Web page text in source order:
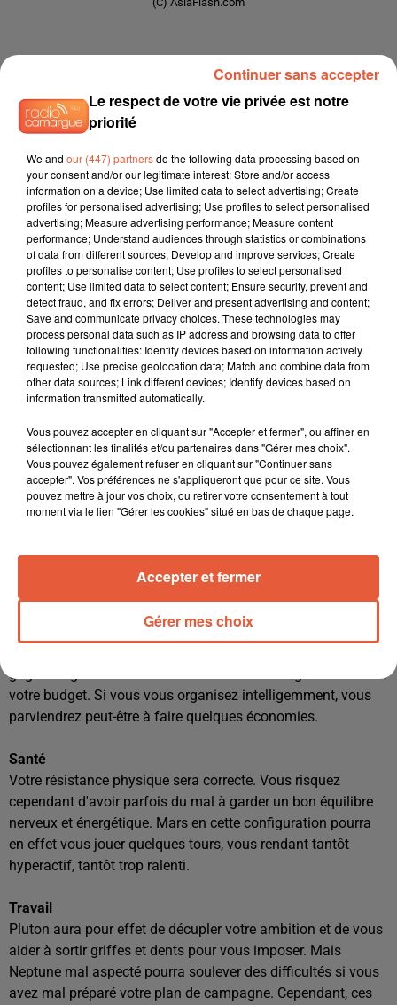
HOROSCOPE HEBDOMADAIRE TAUREAU (LUNDI 10 --
DIMANCHE 16 AOÏ¿½T 2026)
Amour
Couples :Vous allez évoluer dans un climat de sérénité et
d'euphorie. La puissante influence de Mars vous poussera à
faire preuve de tolérance et de compréhension à l'égard de
votre conjoint ou partenaire. Vous aurez besoin de douceur,
de tendresse dans votre vie de couple, et vous vous
efforcerez d'éviter au maximum les risques de tensions et
d'affrontements.
Célibataires :Loin de faire des projets d'avenir, vous
éprouverez le désir de vivre au jour le jour, en profitant des
plaisirs qui passeront à votre portée. Ainsi, vous savourerez
de délicieux moments. Mais cela ne veut pas dire que vous
Les secteurs de votre thème liés à l'argent ne sont influencés
aucun problème particulier. Ne comptez pas en revanche sur
gagner le gros lot au Loto. Contentez-vous de gérer au mieux
votre budget. Si vous vous organisez intelligemment, vous
parviendrez peut-être à faire quelques économies.
Santé
Votre résistance physique sera correcte. Vous risquez
cependant d'avoir parfois du mal à garder un bon équilibre
nerveux et énergétique. Mars en cette configuration pourra
en effet vous jouer quelques tours, vous rendant tantôt
hyperactif, tantôt trop ralenti.
Travail
Pluton aura pour effet de décupler votre ambition et de vous
aider à sortir griffes et dents pour vous imposer. Mais
Neptune mal aspecté pourra soulever des difficultés si vous
avez mal préparé votre plan de campagne. Cependant, ces
Le respect de votre vie privée est notre
priorité
We and our (447) partnersdo the following data processing based on
your consent and/or our legitimate interest: Store and/or access
information on a device; Use limited data to select advertising; Create
profiles for personalised advertising; Use profiles to select personalised
advertising; Measure advertising performance; Measure content
performance; Understand audiences through statistics or combinations
of data from different sources; Develop and improve services; Create
profiles to personalise content; Use profiles to select personalised
content; Use limited data to select content; Ensure security, prevent and
detect fraud, and fix errors; Deliver and present advertising and content;
Save and communicate privacy choices. These technologies may
process personal data such as IP address and browsing data to offer
following functionalities: Identify devices based on information actively
requested; Use precise geolocation data; Match and combine data from
other data sources; Link different devices; Identify devices based on
information transmitted automatically.
Vous pouvez accepter en cliquant sur "Accepter et fermer", ou affiner en
sélectionnant les finalités et/ou partenaires dans "Gérer mes choix".
Vous pouvez également refuser en cliquant sur "Continuer sans
accepter". Vos préférences ne s'appliqueront que pour ce site. Vous
pouvez mettre à jour vos choix, ou retirer votre consentement à tout
moment via le lien "Gérer les cookies" situé en bas de chaque page.
Gérer mes choix
Accepter et fermer
Continuer sans accepter